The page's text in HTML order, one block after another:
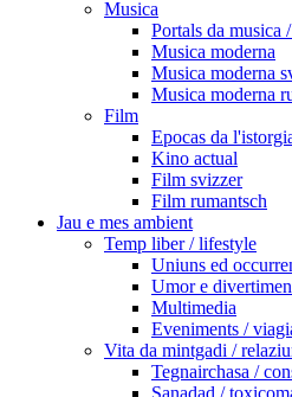
Musica
Portals da musica
Musica moderna
Musica moderna
Musica moderna
Film
Epocas da
Kino actual
Film svizzer
Film rumantsch
Jau e mes ambient
Temp liber / lifestyle
Uniuns ed
Umor e
Multimedia
Eveniments /
Vita da mintgadi /
Tegnairchasa /
Sanadad /